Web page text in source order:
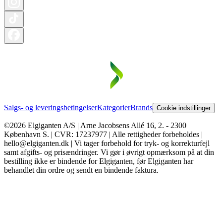
Salgs- og leveringsbetingelserKategorierBrands Cookie indstillinger
©2026 Elgiganten A/S | Arne Jacobsens Allé 16, 2. - 2300
København S. | CVR: 17237977 | Alle rettigheder forbeholdes |
hello@elgiganten.dk | Vi tager forbehold for tryk- og korrekturfejl
samt afgifts- og prisændringer. Vi gør i øvrigt opmærksom på at din
bestilling ikke er bindende for Elgiganten, før Elgiganten har
behandlet din ordre og sendt en bindende faktura.